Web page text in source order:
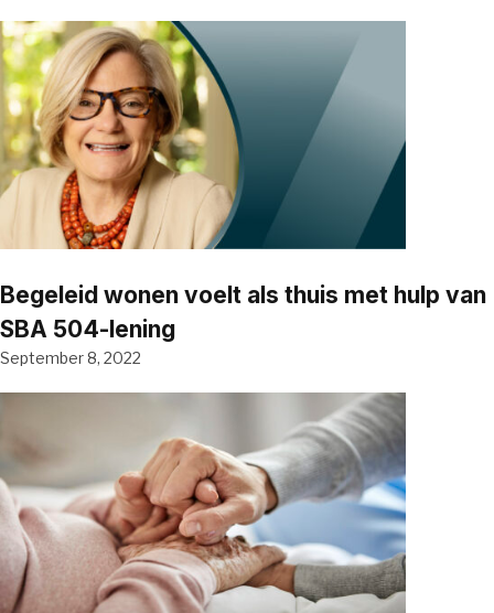
Begeleid wonen voelt als thuis met hulp van
SBA 504-lening
September 8, 2022